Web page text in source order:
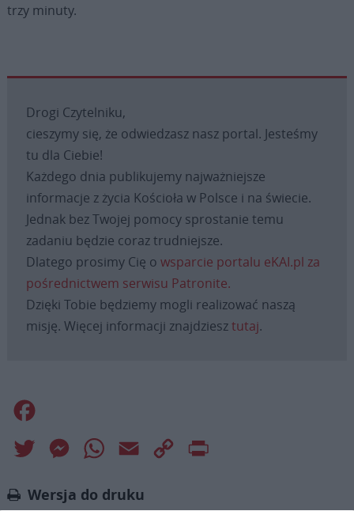
trzy minuty.
Drogi Czytelniku,
cieszymy się, że odwiedzasz nasz portal. Jesteśmy
tu dla Ciebie!
Każdego dnia publikujemy najważniejsze
informacje z życia Kościoła w Polsce i na świecie.
Jednak bez Twojej pomocy sprostanie temu
zadaniu będzie coraz trudniejsze.
Dlatego prosimy Cię o wsparcie portalu eKAI.pl za
pośrednictwem serwisu Patronite.
Dzięki Tobie będziemy mogli realizować naszą
misję. Więcej informacji znajdziesztutaj.
Twitter MessengerWhatsApp
Email
Copy
Wersja do druku